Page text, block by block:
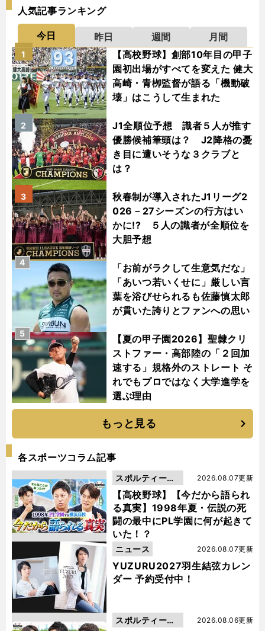
人気記事ランキング
今日 昨日 週間
月間
【高校野球】創部10年目の甲子
園初出場がすべてを変えた 健大
高崎・青栁監督が語る「機動破
壊」はこうして生まれた
1
J1全順位予想 識者５人が推す
優勝候補筆頭は？ J2降格の憂
き目に遭いそうな３クラブと
は？
2
秋春制が導入されたJ1リーグ2
026－27シーズンの行方はい
かに!? ５人の識者が全順位を
大胆予想
3
「お前がラクして生意気だな」
「あいつ若いくせに」厳しい言
葉を浴びせられるも佐藤慎太郎
が貫いた誇りとファンへの思い
4
【夏の甲子園2026】聖隷クリ
ストファー・高部陸の「２回加
速する」規格外のストレート そ
れでもプロではなく大学進学を
選ぶ理由
5
もっと見る
各スポーツコラム記事
【高校野球】【今だから語られ
る真実】1998年夏・伝説の死
闘の最中にPL学園に何が起きて
いた！？
2026.08.07更新
スポルティーバ
動画
YUZURU2027羽生結弦カレン
ダー 予約受付中！
2026.08.07更新
ニュース
2026.08.06更新
スポルティーバ